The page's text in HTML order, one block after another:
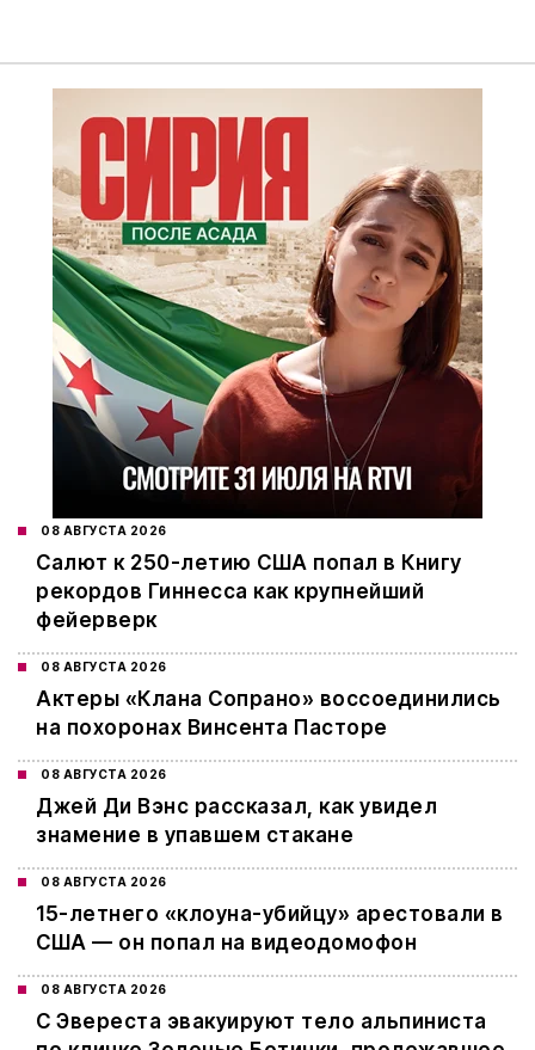
08 АВГУСТА 2026
Салют к 250-летию США попал в Книгу
рекордов Гиннесса как крупнейший
фейерверк
08 АВГУСТА 2026
Актеры «Клана Сопрано» воссоединились
на похоронах Винсента Пасторе
08 АВГУСТА 2026
Джей Ди Вэнс рассказал, как увидел
знамение в упавшем стакане
08 АВГУСТА 2026
15-летнего «клоуна-убийцу» арестовали в
США — он попал на видеодомофон
08 АВГУСТА 2026
С Эвереста эвакуируют тело альпиниста